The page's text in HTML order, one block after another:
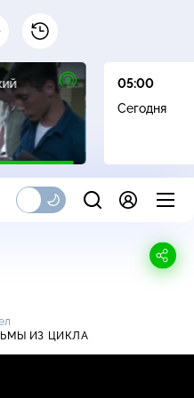
16+
05:00
Сегодня
ИЗ ЦИКЛА